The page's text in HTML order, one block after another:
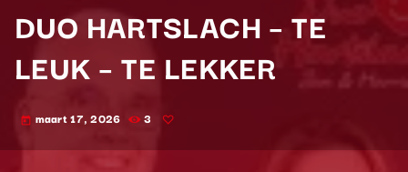
DUO HARTSLACH – TE
LEUK – TE LEKKER
today maart 17, 2026 3